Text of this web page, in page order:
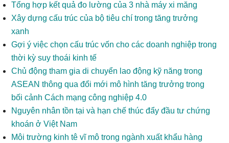
Tổng hợp kết quả đo lường của 3 nhà máy xi măng
Xây dựng cấu trúc của bộ tiêu chí trong tăng trưởng
xanh
Gợi ý việc chọn cấu trúc vốn cho các doanh nghiệp trong
thời kỳ suy thoái kinh tế
Chủ động tham gia di chuyển lao động kỹ năng trong
ASEAN thông qua đổi mới mô hình tăng trưởng trong
bối cảnh Cách mạng công nghiệp 4.0
Nguyên nhân tồn tại và hạn chế thúc đẩy đầu tư chứng
khoán ở Việt Nam
Môi trường kinh tê vĩ mô trong ngành xuất khẩu hàng